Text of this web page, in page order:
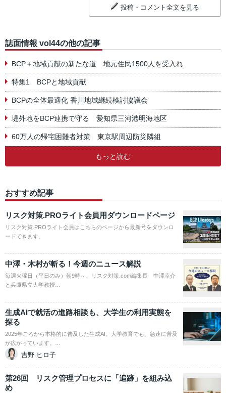
投稿・コメント全文を見る
誌面情報 vol44の他の記事
BCP＋地域貢献の新たな道 地元住民1500人を受入れ
特集1 BCPと地域貢献
BCPの全体最適化 香川地域継続検討協議会
堤外地をBCP連携で守る 愛知県三河港明海地区
60万人の帰宅困難者対策 東京駅周辺防災隣組
もっと読む
おすすめ記事
リスク対策.PROライト会員用ダウンロードページ
リスク対策.PROライト会員はこちらのページから最新号をダウンロ
ードできます。
中澤・木村が斬る！今週のニュース解説
毎週火曜日（平日のみ）朝9時～、リスク対策.com編集長 中澤幸介
と兵庫県立大学教授…
生成AIで就活の進路相談も、大学生の利用実態を
探る
2025年ごろから本格的に普及した生成AI。大学教育でも、急速に普及
が広がっています。…
吉野 ヒロ子
第26回 リスク管理プロセスに「追跡」を組み込
め